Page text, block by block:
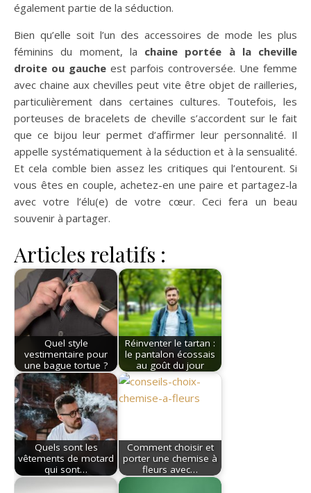
également partie de la séduction.
Bien qu’elle soit l’un des accessoires de mode les plus
féminins du moment, la chaine portée à la cheville
droite ou gauche est parfois controversée. Une femme
avec chaine aux chevilles peut vite être objet de railleries,
particulièrement dans certaines cultures. Toutefois, les
porteuses de bracelets de cheville s’accordent sur le fait
que ce bijou leur permet d’affirmer leur personnalité. Il
appelle systématiquement à la séduction et à la sensualité.
Et cela comble bien assez les critiques qui l’entourent. Si
vous êtes en couple, achetez-en une paire et partagez-la
avec votre l’élu(e) de votre cœur. Ceci fera un beau
souvenir à partager.
Articles relatifs :
Quel style
vestimentaire pour
une bague tortue ?
Réinventer le tartan :
le pantalon écossais
au goût du jour
Quels sont les
vêtements de motard
qui sont…
Comment choisir et
porter une chemise à
fleurs avec…